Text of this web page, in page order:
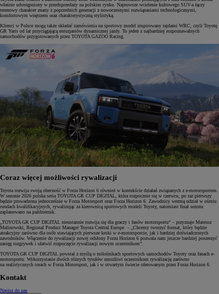
właśnie udostępniony w przedsprzedaży na polskim rynku. Najnowsze wcielenie kultowego SUV-a łączy
terenowy charakter znany z poprzednich generacji z nowoczesnymi rozwiązaniami technologicznymi,
komfortowym wnętrzem oraz charakterystyczną stylistyką.
Klienci w Polsce mogą także składać zamówienia na sportowy model inspirowany rajdami WRC, czyli Toyotę
GR Yaris od lat przyciągającą entuzjastów dynamicznej jazdy. To jeden z najbardziej rozpoznawalnych
samochodów przygotowanych przez TOYOTA GAZOO Racing.
Coraz więcej możliwości rywalizacji
Toyota rozwija swoją obecność w Forza Horizon 6 również w kontekście działań związanych z e-motorsportem.
W sezonie 2026 polska seria TOYOTA GR CUP DIGITAL, która rozpocznie się w czerwcu, po raz pierwszy
będzie prowadzona jednocześnie w Forza Motorsport oraz Forza Horizon 6. Zawodnicy wezmą udział w ośmiu
rundach kwalifikacyjnych, rywalizując za kierownicą sportowych modeli Toyoty, natomiast finał sezonu
zaplanowano na październik.
„TOYOTA GR CUP DIGITAL nieustannie rozwija się dla graczy i fanów motorsportu“ – przyznaje Mateusz
Malinowski, Regional Product Manager Toyota Central Europe. – „Chcemy tworzyć format, który będzie
atrakcyjny zarówno dla osób stawiających pierwsze kroki w e-motorsporcie, jak i bardziej doświadczonych
zawodników. Włączenie do rywalizacji nowej odsłony Forza Horizon 6 pozwala nam jeszcze bardziej poszerzyć
zasięg rozgrywek i ułatwić rozpoczęcie rywalizacji nowym uczestnikom”.
TOYOTA GR CUP DIGITAL powstał z myślą o miłośnikach sportowych samochodów Toyoty oraz fanach e-
motorsportu. Wykorzystanie dwóch różnych tytułów umożliwi uczestnikom rywalizację zarówno
na realistycznych torach w Forza Motorsport, jak i w otwartym świecie oferowanym przez Forza Horizon 6.
Kontakt
Napisz do nas